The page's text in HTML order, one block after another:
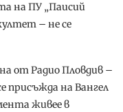
на ПУ „Паисий
– не се
от Радио Пловдив –
присъжда на Вангел
живее в